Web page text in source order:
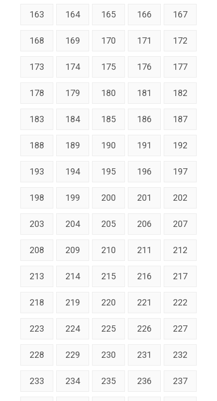
163 164 165 166 167
168 169 170 171 172
173 174 175 176 177
178 179 180 181 182
183 184 185 186 187
188 189 190 191 192
193 194 195 196 197
198 199 200 201 202
203 204 205 206 207
208 209 210 211 212
213 214 215 216 217
218 219 220 221 222
223 224 225 226 227
228 229 230 231 232
233 234 235 236 237